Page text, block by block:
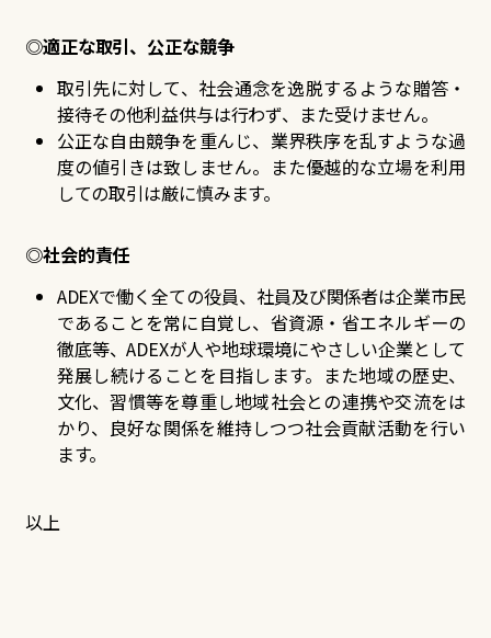
◎適正な取引、公正な競争
取引先に対して、社会通念を逸脱するような贈答・
接待その他利益供与は行わず、また受けません。
公正な自由競争を重んじ、業界秩序を乱すような過
度の値引きは致しません。また優越的な立場を利用
しての取引は厳に慎みます。
◎社会的責任
ADEXで働く全ての役員、社員及び関係者は企業市民
であることを常に自覚し、省資源・省エネルギーの
徹底等、ADEXが人や地球環境にやさしい企業として
発展し続けることを目指します。また地域の歴史、
文化、習慣等を尊重し地域社会との連携や交流をは
かり、良好な関係を維持しつつ社会貢献活動を行い
ます。
以上